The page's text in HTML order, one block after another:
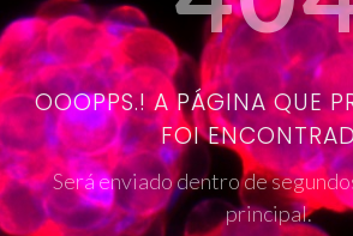
OOOPPS.! A PÁGINA QUE
FOI
Será enviado dentro de
principal.